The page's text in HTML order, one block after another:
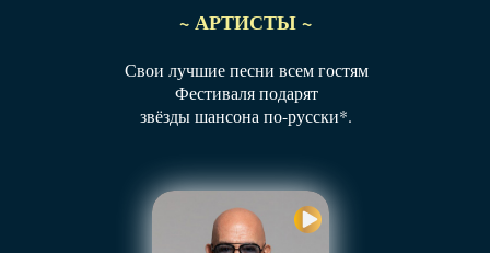
~ АРТИСТЫ ~
Свои лучшие песни всем гостям
Фестиваля подарят
звёзды шансона по-русски*.